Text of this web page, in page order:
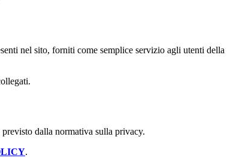
nel sito, forniti come semplice servizio agli utenti della
dalla normativa sulla privacy.
.